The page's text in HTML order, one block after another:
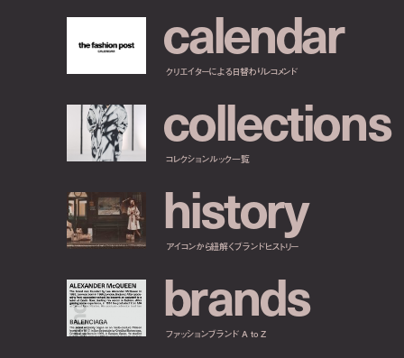
calendar
クリエイターによる日替わりレコメンド
collections
コレクションルック一覧
history
アイコンから紐解くブランドヒストリー
brands
ファッションブランド A to Z